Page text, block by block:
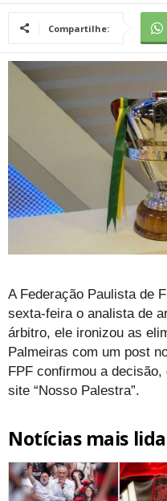
Compartilhe:
A Federação Paulista de
sexta-feira o analista de
árbitro, ele ironizou as
Palmeiras com um post
FPF confirmou a
site “Nosso Palestra”.
Notícias mais